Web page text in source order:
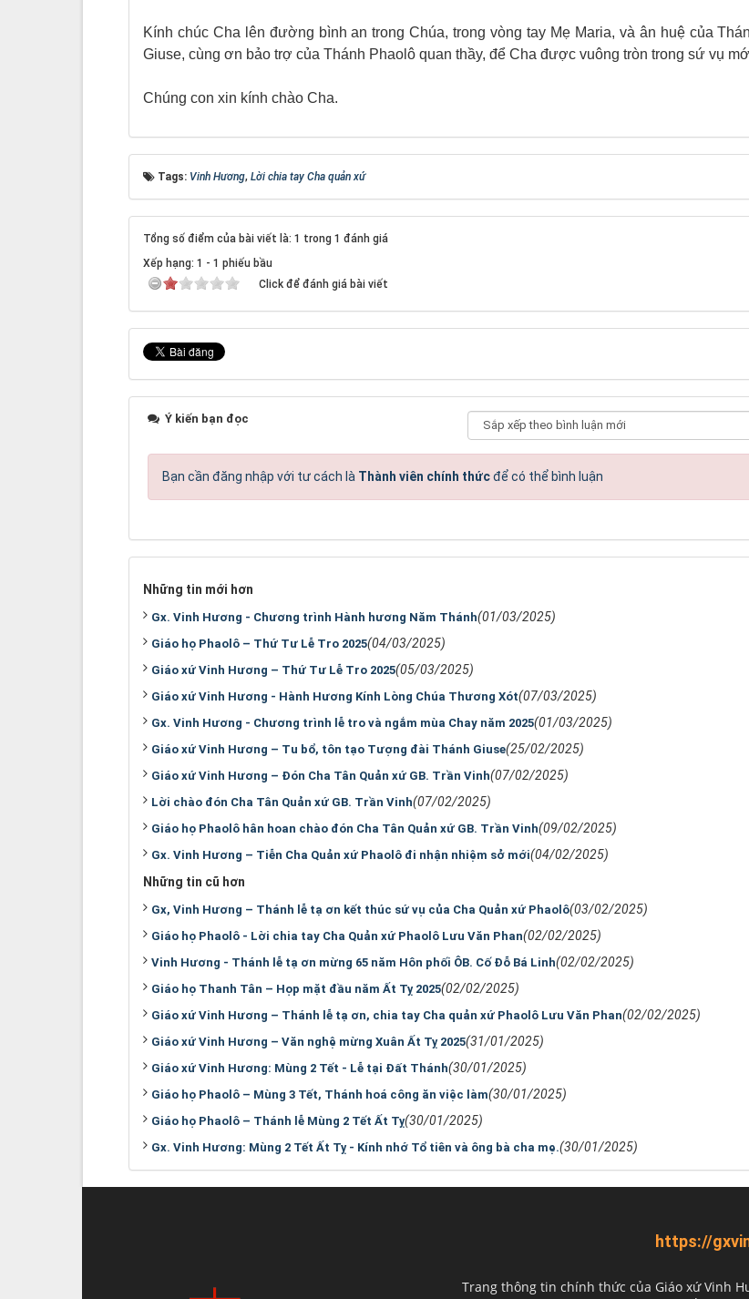
Kính chúc Cha lên đường bình an trong Chúa, trong vòng tay Mẹ Maria, và ân huệ của
Giuse, cùng ơn bảo trợ của Thánh Phaolô quan thầy, để Cha được vuông tròn trong sứ vụ
Chúng con xin kính chào Cha.
Tags: Vinh Hương, Lời chia tay Cha quản xứ
Tổng số điểm của bài viết là: 1 trong 1 đánh giá
Xếp hạng: 1 - 1 phiếu bầu
Click để đánh giá bài viết
Ý kiến bạn đọc
Bạn cần đăng nhập với tư cách là Thành viên chính thứcđể có thể bình luận
Những tin mới hơn
Gx. Vinh Hương - Chương trình Hành hương Năm Thánh(01/03/2025)
Giáo họ Phaolô – Thứ Tư Lễ Tro 2025(04/03/2025)
Giáo xứ Vinh Hương – Thứ Tư Lễ Tro 2025(05/03/2025)
Giáo xứ Vinh Hương - Hành Hương Kính Lòng Chúa Thương Xót(07/03/2025)
Gx. Vinh Hương - Chương trình lễ tro và ngắm mùa Chay năm 2025(01/03/2025)
Giáo xứ Vinh Hương – Tu bổ, tôn tạo Tượng đài Thánh Giuse(25/02/2025)
Giáo xứ Vinh Hương – Đón Cha Tân Quản xứ GB. Trần Vinh(07/02/2025)
Lời chào đón Cha Tân Quản xứ GB. Trần Vinh(07/02/2025)
Giáo họ Phaolô hân hoan chào đón Cha Tân Quản xứ GB. Trần Vinh(09/02/2025)
Gx. Vinh Hương – Tiễn Cha Quản xứ Phaolô đi nhận nhiệm sở mới(04/02/2025)
Những tin cũ hơn
Gx, Vinh Hương – Thánh lễ tạ ơn kết thúc sứ vụ của Cha Quản xứ Phaolô(03/02/2025)
Giáo họ Phaolô - Lời chia tay Cha Quản xứ Phaolô Lưu Văn Phan(02/02/2025)
Vinh Hương - Thánh lễ tạ ơn mừng 65 năm Hôn phối ÔB. Cố Đỗ Bá Linh(02/02/2025)
Giáo họ Thanh Tân – Họp mặt đầu năm Ất Tỵ 2025(02/02/2025)
Giáo xứ Vinh Hương – Thánh lễ tạ ơn, chia tay Cha quản xứ Phaolô Lưu Văn Phan(02/02/2025)
Giáo xứ Vinh Hương – Văn nghệ mừng Xuân Ất Tỵ 2025(31/01/2025)
Giáo xứ Vinh Hương: Mùng 2 Tết - Lễ tại Đất Thánh(30/01/2025)
Giáo họ Phaolô – Mùng 3 Tết, Thánh hoá công ăn việc làm(30/01/2025)
Giáo họ Phaolô – Thánh lễ Mùng 2 Tết Ất Tỵ(30/01/2025)
Gx. Vinh Hương: Mùng 2 Tết Ất Tỵ - Kính nhớ Tổ tiên và ông bà cha mẹ.(30/01/2025)
https://
Trang thông tin chính thức của Giáo xứ Vinh